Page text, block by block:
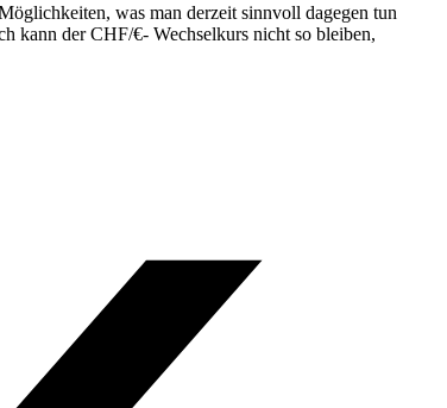
was man derzeit sinnvoll dagegen tun
kann der CHF/€- Wechselkurs nicht so bleiben,